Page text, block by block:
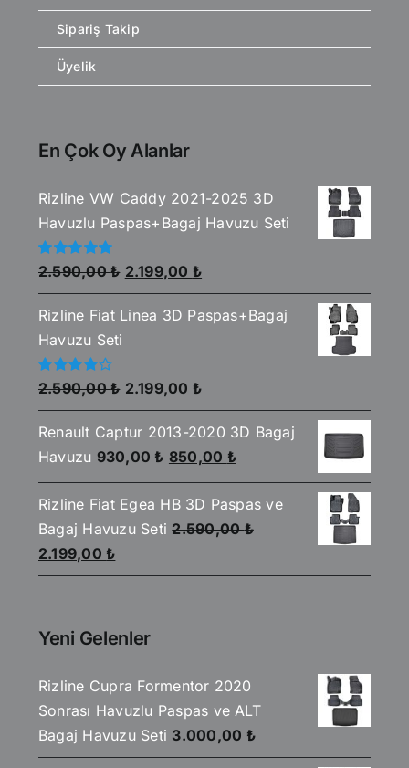
Sipariş Takip
Üyelik
En Çok Oy Alanlar
Rizline VW Caddy 2021-2025 3D
Havuzlu Paspas+Bagaj Havuzu Seti
5
üzerinden
5.00oy aldı
2.590,00₺ Orijinal
fiyat:
2.590,00 ₺.
2.199,00 ₺Şu
andaki
fiyat:
Rizline Fiat Linea 3D Paspas+Bagaj
Havuzu Seti
5
üzerinden
4.00oy
aldı
2.590,00₺ Orijinal
fiyat:
2.590,00 ₺.
2.199,00 ₺Şu
andaki
fiyat:
2.199,00 ₺.
Renault Captur 2013-2020 3D Bagaj
Havuzu 930,00₺ Orijinal
fiyat:
930,00 ₺.
850,00 ₺Şu
andaki
fiyat:
850,00 ₺.
Rizline Fiat Egea HB 3D Paspas ve
Bagaj Havuzu Seti 2.590,00₺
Orijinal
fiyat:
2.199,00 ₺Şu
andaki
Yeni Gelenler
Rizline Cupra Formentor 2020
Sonrası Havuzlu Paspas ve ALT
Bagaj Havuzu Seti 3.000,00 ₺